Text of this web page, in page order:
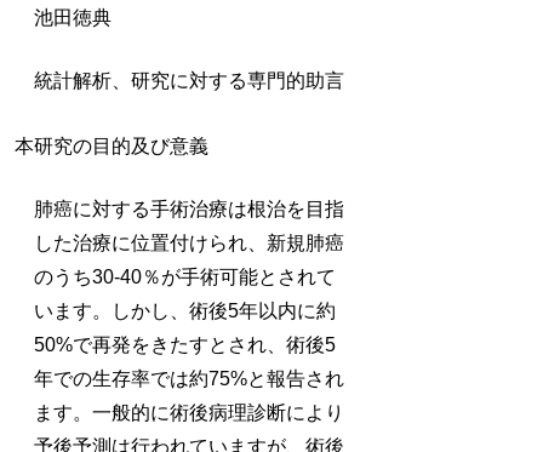
池田徳典
統計解析、研究に対する専門的助言
本研究の目的及び意義
肺癌に対する手術治療は根治を目指
した治療に位置付けられ、新規肺癌
のうち30-40％が手術可能とされて
います。しかし、術後5年以内に約
50%で再発をきたすとされ、術後5
年での生存率では約75%と報告され
ます。一般的に術後病理診断により
予後予測は行われていますが、術後